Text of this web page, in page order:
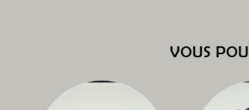
VOUS